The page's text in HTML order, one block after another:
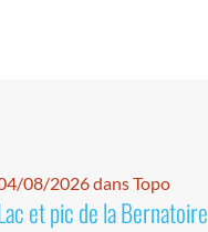
08/2026 dans Topo
et pic de la Bernatoire